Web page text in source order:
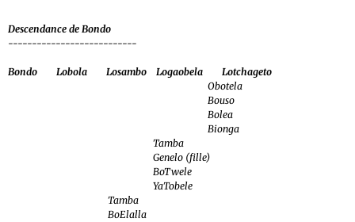
Descendance de Bondo
---------------------------
Bondo Lobola Losambo Logaobela Lotchageto
Obotela
Bouso
Bolea
Bionga
Tamba
Genelo (fille)
BoTwele
YaTobele
Tamba
BoElalla